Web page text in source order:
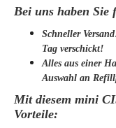
Bei uns haben Sie
Schneller
Tag verschickt!
Alles aus einer
Auswahl an
Mit diesem mini
Vorteile: